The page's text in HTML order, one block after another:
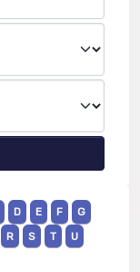
D E F
G
R S T
U